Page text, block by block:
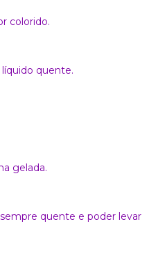
colorido.
quente.
gelada.
quente e poder levar